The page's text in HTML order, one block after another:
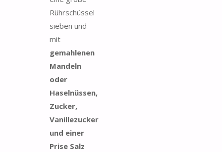
Rührschüssel
sieben und
mit
gemahlenen
Mandeln
oder
Haselnüssen,
Zucker,
Vanillezucker
und einer
Prise Salz